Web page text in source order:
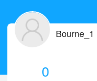
Bourne_1
0